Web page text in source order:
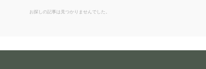
お探しの記事は見つかりませんでした。